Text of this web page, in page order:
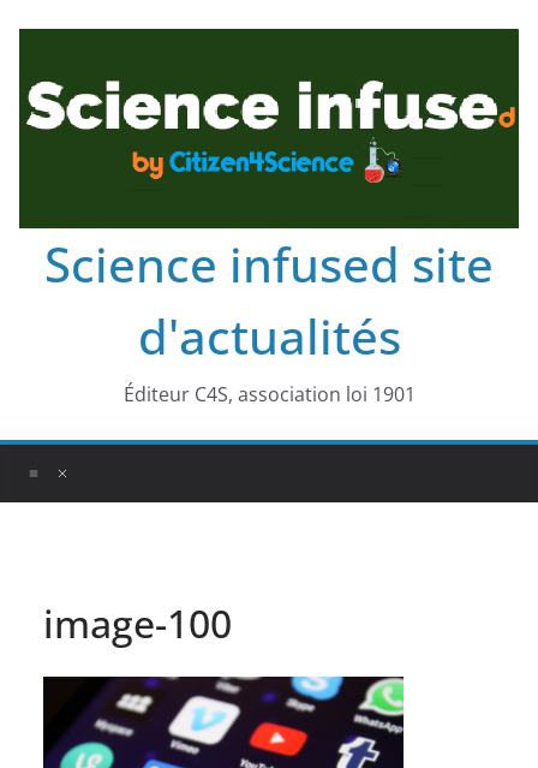
Science infused site
d'actualités
Éditeur C4S, association loi 1901
image-100